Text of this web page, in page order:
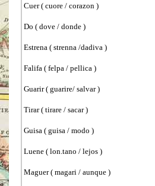
Cuer ( cuore / corazon )
Do ( dove / donde )
Estrena ( strenna /dadiva )
Falifa ( felpa / pellica )
Guarir ( guarire/ salvar )
Tirar ( tirare / sacar )
Guisa ( guisa / modo )
Luene ( lon.tano / lejos )
Maguer ( magari / aunque )